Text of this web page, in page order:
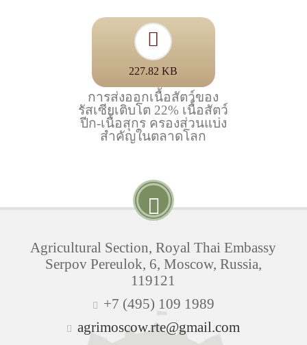
227.82 KB
การส่งออกเนื้อสัตว์ของ
รัสเซียเติบโต 22% เนื้อสัตว์
ปีก-เนื้อสุกร ครองส่วนแบ่ง
สำคัญในตลาดโลก
Agricultural Section, Royal Thai Embassy
Serpov Pereulok, 6, Moscow, Russia,
119121
+7 (495) 109 1989
agrimoscow.rte@gmail.com